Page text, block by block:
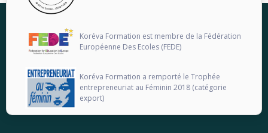
Koréva Formation est membre de la Fédération
Européenne Des Ecoles (FEDE)
Koréva Formation a remporté le Trophée
entrepreneuriat au Féminin 2018 (catégorie
export)